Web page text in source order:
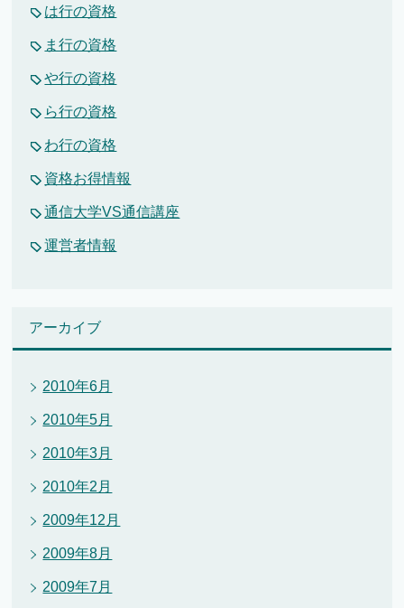
は行の資格
ま行の資格
や行の資格
ら行の資格
わ行の資格
資格お得情報
通信大学VS通信講座
運営者情報
アーカイブ
2010年6月
2010年5月
2010年3月
2010年2月
2009年12月
2009年8月
2009年7月